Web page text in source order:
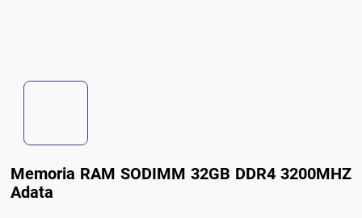
Memoria RAM SODIMM 32GB DDR4 3200MHZ
Adata